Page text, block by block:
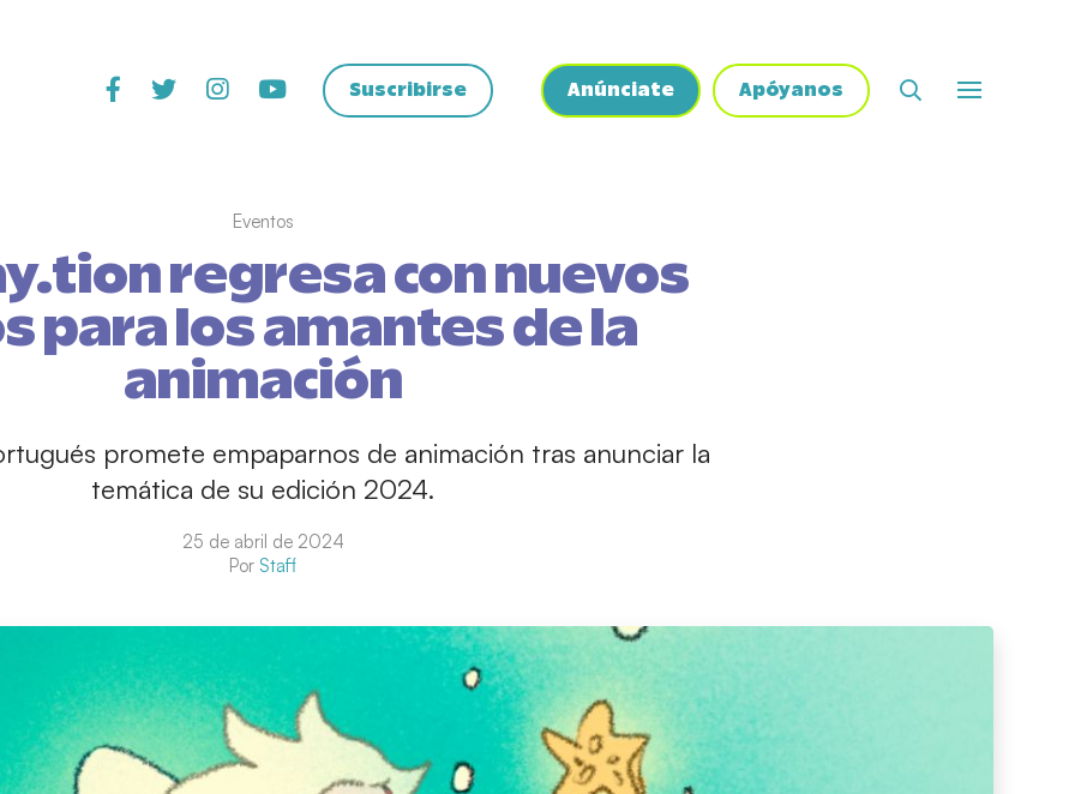
Suscribirse Anúnciate Apóyanos
Eventos
regresa con nuevos
para los amantes de la
animación
promete empaparnos de animación tras anunciar la
temática de su edición 2024.
25 de abril de 2024
Por Staff